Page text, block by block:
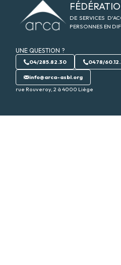
DE SERVICES
PERSONNES EN
UNE QUESTION ?
04/285.82.30 0478/
info@arca-asbl.org
rue Rouveroy, 2 à 4000 Liège